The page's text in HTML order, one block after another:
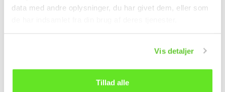
data med andre oplysninger, du har givet dem, eller som
Vis detaljer
Tillad alle
45,00 kr. 44,95 kr.